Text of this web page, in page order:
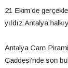
21 Ekim’de
yıldız Antalya
Antalya Cam
Caddesi’nde son